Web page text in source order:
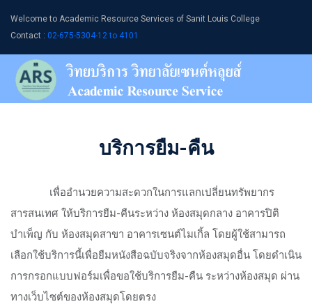
Welcome to Academic Resource Services of Sanit Louis College
Contact : 02-675-5304-12 to 4101
บริการยืม-คืน
เพื่ออำนวยความสะดวกในการแลกเปลี่ยนทรัพยากร
สารสนเทศ ให้บริการยืม-คืนระหว่าง ห้องสมุดกลาง อาคารปิติ
บำเพ็ญ กับ ห้องสมุดสาขา อาคารเซนต์ไมเกิ้ล โดยผู้ใช้สามารถ
เลือกใช้บริการนี้เพื่อยืมหนังสือฉบับจริงจากห้องสมุดอื่น โดยดำเนิน
การกรอกแบบฟอร์มเพื่อขอใช้บริการยืม-คืน ระหว่างห้องสมุด ผ่าน
ทางเว็บไซต์ของห้องสมุดโดยตรง